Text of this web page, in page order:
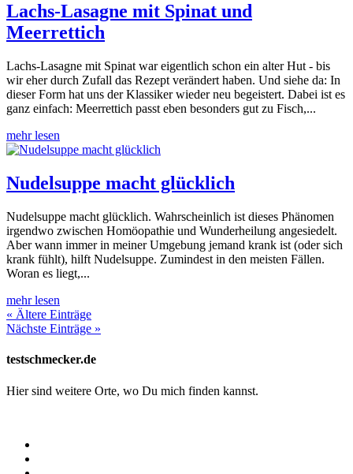
Lachs-Lasagne mit Spinat und
Meerrettich
Lachs-Lasagne mit Spinat war eigentlich schon ein alter Hut - bis
wir eher durch Zufall das Rezept verändert haben. Und siehe da: In
dieser Form hat uns der Klassiker wieder neu begeistert. Dabei ist es
ganz einfach: Meerrettich passt eben besonders gut zu Fisch,...
mehr lesen
Nudelsuppe macht glücklich
Nudelsuppe macht glücklich. Wahrscheinlich ist dieses Phänomen
irgendwo zwischen Homöopathie und Wunderheilung angesiedelt.
Aber wann immer in meiner Umgebung jemand krank ist (oder sich
krank fühlt), hilft Nudelsuppe. Zumindest in den meisten Fällen.
Woran es liegt,...
mehr lesen
« Ältere Einträge
Nächste Einträge »
testschmecker.de
Hier sind weitere Orte, wo Du mich finden kannst.